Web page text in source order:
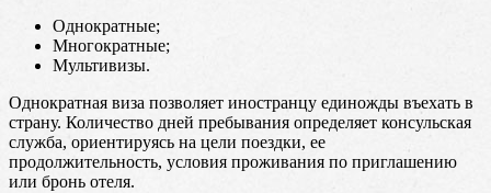
Однократные;
Многократные;
Мультивизы.
Однократная виза позволяет иностранцу единожды въехать в
страну. Количество дней пребывания определяет консульская
служба, ориентируясь на цели поездки, ее
продолжительность, условия проживания по приглашению
или бронь отеля.